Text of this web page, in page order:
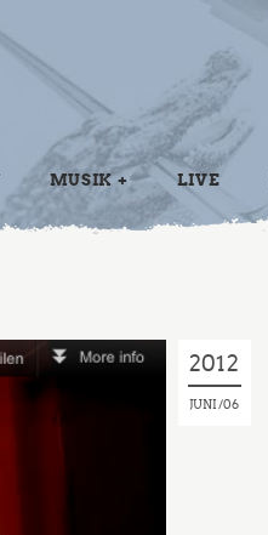
MUSIK LIVE
2012
JUNI 06